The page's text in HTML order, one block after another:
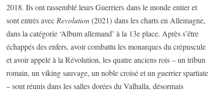
2018. Ils ont rassemblé leurs Guerriers dans le monde entier et
sont entrés avecRevolution(2021) dans les charts en Allemagne,
dans la catégorie ‘Album allemand’ à la 13e place. Après s’être
échappés des enfers, avoir combattu les monarques du crépuscule
et avoir appelé à la Révolution, les quatre anciens rois – un tribun
romain, un viking sauvage, un noble croisé et un guerrier spartiate
– sont réunis dans les salles dorées du Valhalla, désormais